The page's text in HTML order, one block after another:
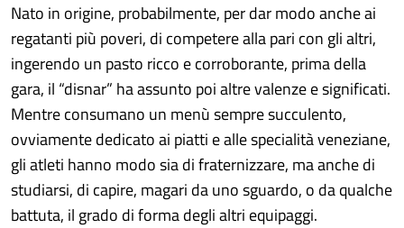
Nato in origine, probabilmente, per dar modo anche ai
regatanti più poveri, di competere alla pari con gli altri,
ingerendo un pasto ricco e corroborante, prima della
gara, il “disnar” ha assunto poi altre valenze e significati.
Mentre consumano un menù sempre succulento,
ovviamente dedicato ai piatti e alle specialità veneziane,
gli atleti hanno modo sia di fraternizzare, ma anche di
studiarsi, di capire, magari da uno sguardo, o da qualche
battuta, il grado di forma degli altri equipaggi.